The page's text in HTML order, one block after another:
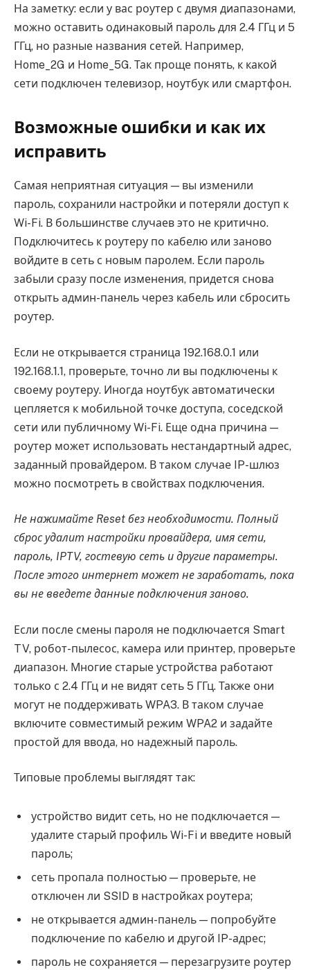
На заметку: если у вас роутер с двумя диапазонами,
можно оставить одинаковый пароль для 2.4 ГГц и 5
ГГц, но разные названия сетей. Например,
Home_2G и Home_5G. Так проще понять, к какой
сети подключен телевизор, ноутбук или смартфон.
Возможные ошибки и как их
исправить
Самая неприятная ситуация — вы изменили
пароль, сохранили настройки и потеряли доступ к
Wi-Fi. В большинстве случаев это не критично.
Подключитесь к роутеру по кабелю или заново
войдите в сеть с новым паролем. Если пароль
забыли сразу после изменения, придется снова
открыть админ-панель через кабель или сбросить
роутер.
Если не открывается страница 192.168.0.1 или
192.168.1.1, проверьте, точно ли вы подключены к
своему роутеру. Иногда ноутбук автоматически
цепляется к мобильной точке доступа, соседской
сети или публичному Wi-Fi. Еще одна причина —
роутер может использовать нестандартный адрес,
заданный провайдером. В таком случае IP-шлюз
можно посмотреть в свойствах подключения.
Не нажимайте Reset без необходимости. Полный
сброс удалит настройки провайдера, имя сети,
пароль, IPTV, гостевую сеть и другие параметры.
После этого интернет может не заработать, пока
вы не введете данные подключения заново.
Если после смены пароля не подключается Smart
TV, робот-пылесос, камера или принтер, проверьте
диапазон. Многие старые устройства работают
только с 2.4 ГГц и не видят сеть 5 ГГц. Также они
могут не поддерживать WPA3. В таком случае
включите совместимый режим WPA2 и задайте
простой для ввода, но надежный пароль.
Типовые проблемы выглядят так:
устройство видит сеть, но не подключается —
удалите старый профиль Wi-Fi и введите новый
пароль;
сеть пропала полностью — проверьте, не
отключен ли SSID в настройках роутера;
не открывается админ-панель — попробуйте
подключение по кабелю и другой IP-адрес;
пароль не сохраняется — перезагрузите роутер